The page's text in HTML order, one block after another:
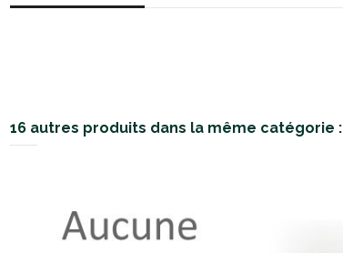
16 autres produits dans la même catégorie :